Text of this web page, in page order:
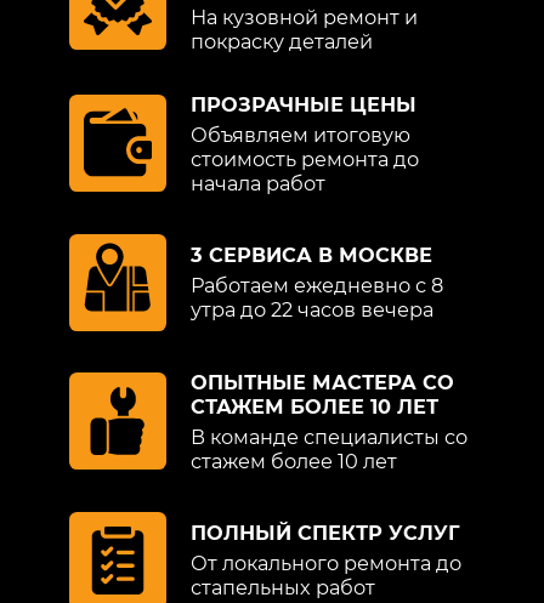
На кузовной ремонт и
покраску деталей
ПРОЗРАЧНЫЕ ЦЕНЫ
Объявляем итоговую
стоимость ремонта до
начала работ
3 СЕРВИСА В МОСКВЕ
Работаем ежедневно с 8
утра до 22 часов вечера
ОПЫТНЫЕ МАСТЕРА СО
СТАЖЕМ БОЛЕЕ 10 ЛЕТ
В команде специалисты со
стажем более 10 лет
ПОЛНЫЙ СПЕКТР УСЛУГ
От локального ремонта до
стапельных работ